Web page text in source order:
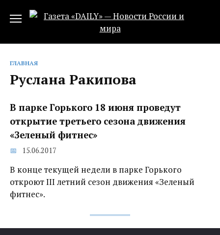
ГЛАВНАЯ
Руслана Ракипова
В парке Горького 18 июня проведут
открытие третьего сезона движения
«Зеленый фитнес»
15.06.2017
В конце текущей недели в парке Горького
откроют III летний сезон движения «Зеленый
фитнес».